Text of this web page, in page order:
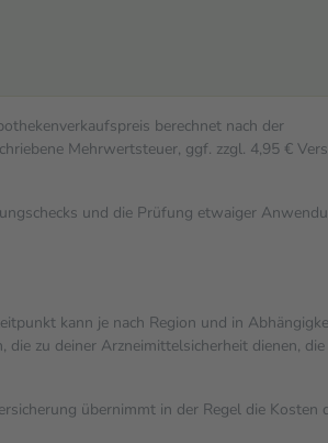
berechnet nach der
Mehrwertsteuer, ggf. zzgl. 4,95 €
und die Prüfung etwaiger
kann je nach Region und in
zu deiner Arzneimittelsicherheit dienen,
übernimmt in der Regel die Kosten